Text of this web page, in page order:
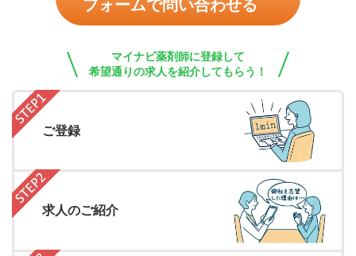
フォームで問い合わせる
マイナビ薬剤師に登録して
希望通りの求人を紹介してもらう！
ご登録
求人のご紹介